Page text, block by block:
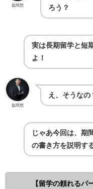
益岡想
ろう？
実は長期留学と短
よ！
益岡想
え、そうなの
じゃあ今回は、期
の書き方を説明す
【留学の頼れるパ